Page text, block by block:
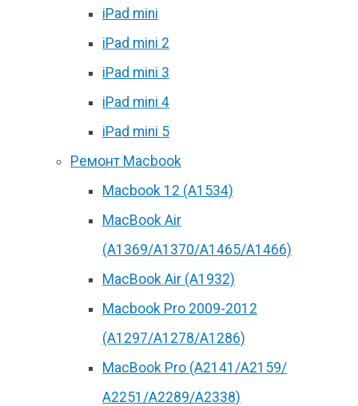
iPad mini
iPad mini 2
iPad mini 3
iPad mini 4
iPad mini 5
Ремонт Macbook
Macbook 12 (А1534)
MacBook Air
(A1369/A1370/A1465/A1466)
MacBook Air (A1932)
Macbook Pro 2009-2012
(A1297/A1278/A1286)
MacBook Pro (А2141/А2159/
А2251/A2289/A2338)